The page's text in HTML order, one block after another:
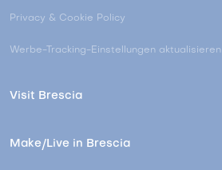
Privacy & Cookie Policy
Werbe-Tracking-Einstellungen aktualisieren
Visit Brescia
Make/Live in Brescia